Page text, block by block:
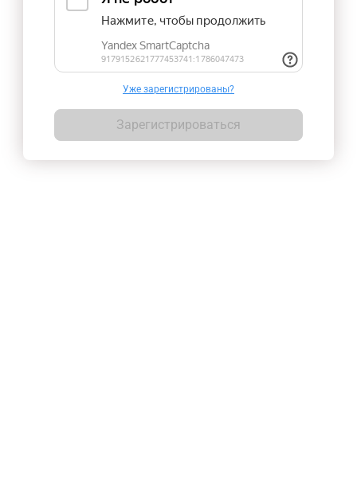
Уже зарегистрированы?
Зарегистрироваться